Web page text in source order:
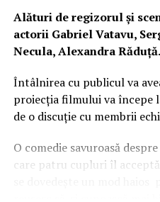
a replica acest tip de
Ghidul este disponibil
👉https://eyes-
Ghidul se adresează
educatorilor, artiștilor,
actorilor comunitari care
incluzive, oferind exemple
metodologice și
Alături de regizorul și
actorii Gabriel Vatavu,
Necula, Alexandra Răduță.
Întâlnirea cu publicul va
proiecția filmului va începe
de o discuție cu membrii
O comedie savuroasă
care patru cupluri îl